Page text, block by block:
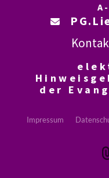

der
Impressum